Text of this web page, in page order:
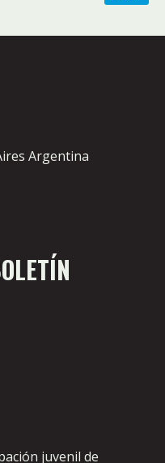
Argentina
juvenil de